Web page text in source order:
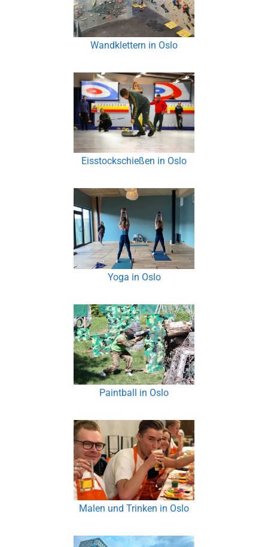
Wandklettern in Oslo
Eisstockschießen in Oslo
Yoga in Oslo
Paintball in Oslo
Malen und Trinken in Oslo